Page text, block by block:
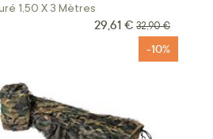
1,50 X 3 Mètres
Prix Spécial
29,61 € Prix normal
32,90 €
-10%